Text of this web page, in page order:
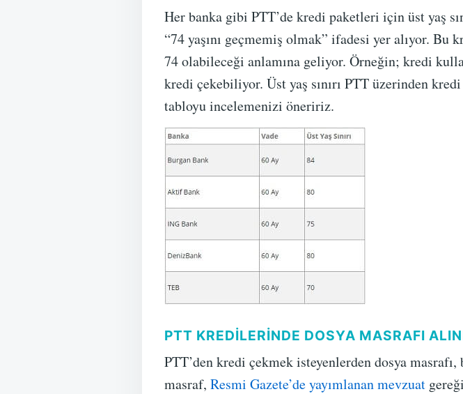
Her banka gibi PTT’de kredi paketleri için üst yaş
“74 yaşını geçmemiş olmak” ifadesi yer alıyor. Bu
74 olabileceği anlamına geliyor. Örneğin; kredi
kredi çekebiliyor. Üst yaş sınırı PTT üzerinden
tabloyu incelemenizi öneririz.
PTT KREDILERINDE DOSYA MASRAFI
PTT’den kredi çekmek isteyenlerden dosya
masraf, Resmi Gazete’de yayımlanan mevzuat